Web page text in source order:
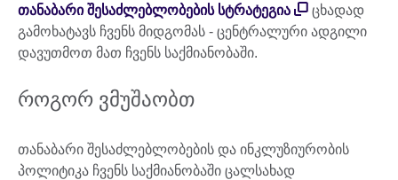
თანაბარი შესაძლებლობების სტრატეგია
ცხადად
გამოხატავს ჩვენს მიდგომას - ცენტრალური ადგილი
დავუთმოთ მათ ჩვენს საქმიანობაში.
როგორ ვმუშაობთ
თანაბარი შესაძლებლობების და ინკლუზიურობის
პოლიტიკა ჩვენს საქმიანობაში ცალსახად